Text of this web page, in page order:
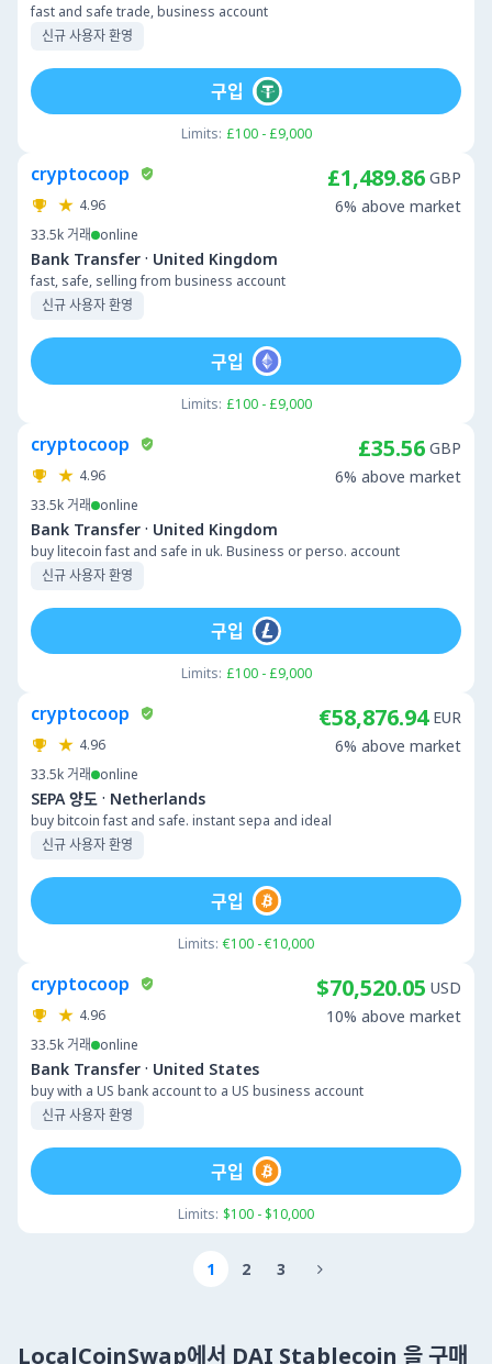
fast and safe trade, business account
신규 사용자 환영
Limits: £100 - £9,000
구입
cryptocoop
4.96
33.5k 거래 online
Bank Transfer · United Kingdom
fast, safe, selling from business account
신규 사용자 환영
£1,489.86 GBP
6% above market
Limits: £100 - £9,000
구입
cryptocoop
4.96
33.5k 거래 online
Bank Transfer · United Kingdom
buy litecoin fast and safe in uk. Business or perso. account
신규 사용자 환영
£35.56 GBP
6% above market
Limits: £100 - £9,000
구입
cryptocoop
4.96
33.5k 거래 online
SEPA 양도 · Netherlands
buy bitcoin fast and safe. instant sepa and ideal
신규 사용자 환영
€58,876.94 EUR
6% above market
Limits: €100 - €10,000
구입
cryptocoop
4.96
33.5k 거래 online
Bank Transfer · United States
buy with a US bank account to a US business account
신규 사용자 환영
$70,520.05 USD
10% above market
Limits: $100 - $10,000
구입
1 2 3 
LocalCoinSwap에서 DAI Stablecoin 을 구매